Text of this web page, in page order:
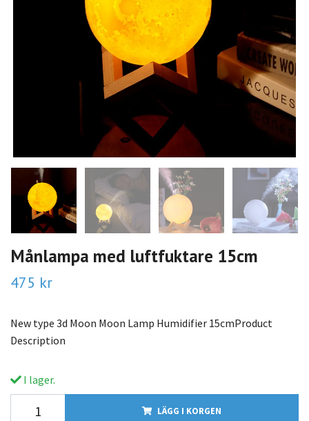
Månlampa med luftfuktare 15cm
475 kr
New type 3d Moon Moon Lamp Humidifier 15cmProduct
Description
I lager.
LÄGG I KORGEN